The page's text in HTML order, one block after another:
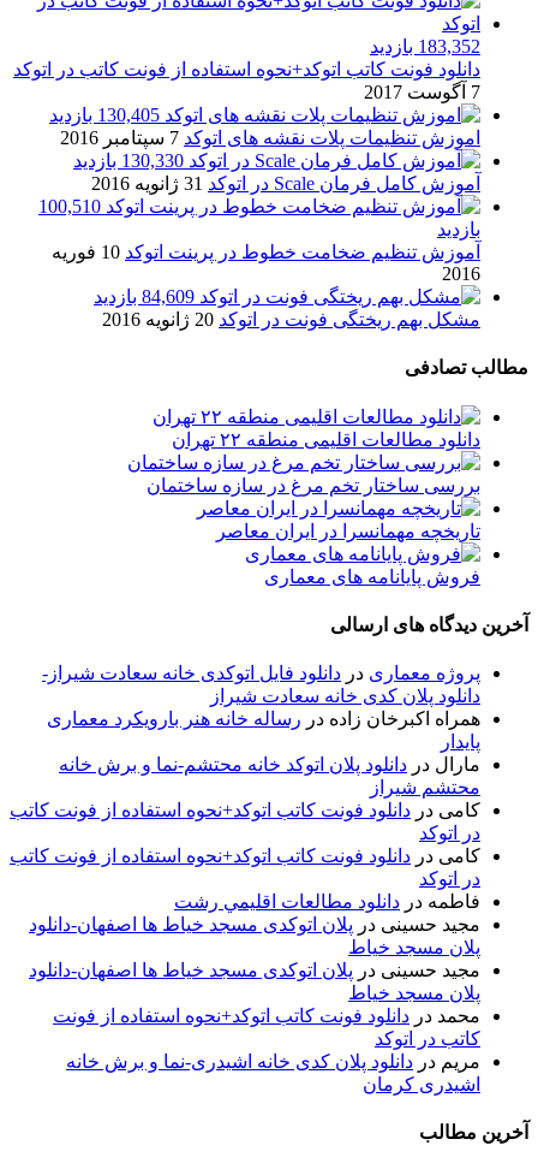
183,352 بازدید
دانلود فونت کاتب اتوکد+نحوه استفاده از فونت کاتب در اتوکد
7 آگوست 2017
130,405 بازدید
اموزش تنظیمات پلات نقشه های اتوکد 7 سپتامبر 2016
130,330 بازدید
آموزش کامل فرمان Scale در اتوکد
31 ژانویه 2016
100,510
بازدید
آموزش تنظیم ضخامت خطوط در پرینت اتوکد
10 فوریه
2016
84,609 بازدید
مشکل بهم ریختگی فونت در اتوکد 20 ژانویه 2016
مطالب تصادفی
دانلود مطالعات اقلیمی منطقه ۲۲ تهران
بررسی ساختار تخم مرغ در سازه ساختمان
تاریخچه مهمانسرا در ایران معاصر
فروش پایانامه های معماری
آخرین دیدگاه های ارسالی
پروژه معماری در دانلود فایل اتوکدی خانه سعادت شیراز-
دانلود پلان کدی خانه سعادت شیراز
همراه اکبرخان زاده در رساله خانه هنر بارویکرد معماری
پایدار
مارال در دانلود پلان اتوکد خانه محتشم-نما و برش خانه
محتشم شیراز
کامی در دانلود فونت کاتب اتوکد+نحوه استفاده از فونت کاتب
در اتوکد
کامی در دانلود فونت کاتب اتوکد+نحوه استفاده از فونت کاتب
در اتوکد
فاطمه در دانلود مطالعات اقليمي رشت
مجید حسینی در پلان اتوکدی مسجد خیاط ها اصفهان-دانلود
پلان مسجد خیاط
مجید حسینی در پلان اتوکدی مسجد خیاط ها اصفهان-دانلود
پلان مسجد خیاط
محمد در دانلود فونت کاتب اتوکد+نحوه استفاده از فونت
کاتب در اتوکد
مریم در دانلود پلان کدی خانه اشیدری-نما و برش خانه
اشیدری کرمان
آخرین مطالب